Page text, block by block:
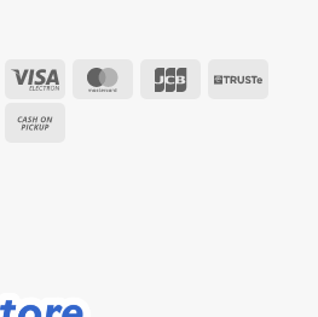
Atm
Visa
MasterCard
JCB